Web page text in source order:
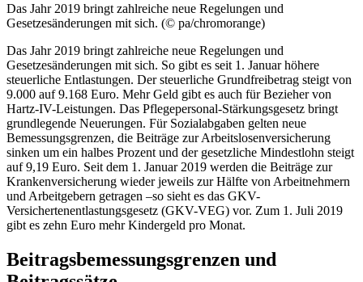
Das Jahr 2019 bringt zahlreiche neue Regelungen und
Gesetzesänderungen mit sich. (© pa/chromorange)
Das Jahr 2019 bringt zahlreiche neue Regelungen und
Gesetzesänderungen mit sich. So gibt es seit 1. Januar höhere
steuerliche Entlastungen. Der steuerliche Grundfreibetrag steigt von
9.000 auf 9.168 Euro. Mehr Geld gibt es auch für Bezieher von
Hartz-IV-Leistungen. Das Pflegepersonal-Stärkungsgesetz bringt
grundlegende Neuerungen. Für Sozialabgaben gelten neue
Bemessungsgrenzen, die Beiträge zur Arbeitslosenversicherung
sinken um ein halbes Prozent und der gesetzliche Mindestlohn steigt
auf 9,19 Euro. Seit dem 1. Januar 2019 werden die Beiträge zur
Krankenversicherung wieder jeweils zur Hälfte von Arbeitnehmern
und Arbeitgebern getragen –so sieht es das GKV-
Versichertenentlastungsgesetz (GKV-VEG) vor. Zum 1. Juli 2019
gibt es zehn Euro mehr Kindergeld pro Monat.
Beitragsbemessungsgrenzen und